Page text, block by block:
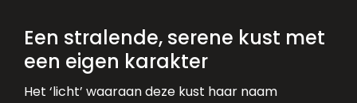
Een stralende, serene kust met
een eigen karakter
Het ‘licht’ waaraan deze kust haar naam